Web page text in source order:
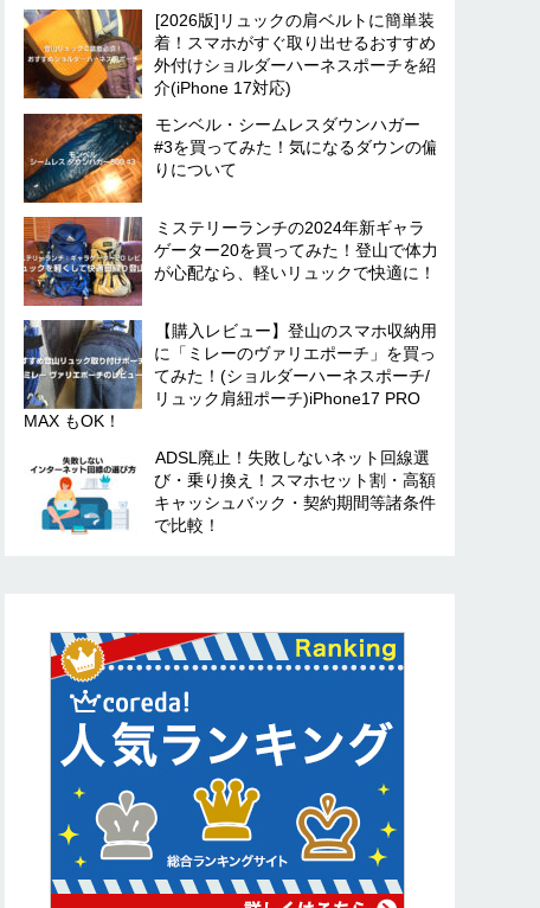
[2026版]リュックの肩ベルトに簡単装
着！スマホがすぐ取り出せるおすすめ
外付けショルダーハーネスポーチを紹
介(iPhone 17対応)
モンベル・シームレスダウンハガー
#3を買ってみた！気になるダウンの偏
りについて
ミステリーランチの2024年新ギャラ
ゲーター20を買ってみた！登山で体力
が心配なら、軽いリュックで快適に！
【購入レビュー】登山のスマホ収納用
に「ミレーのヴァリエポーチ」を買っ
てみた！(ショルダーハーネスポーチ/
リュック肩紐ポーチ)iPhone17 PRO
MAX もOK！
ADSL廃止！失敗しないネット回線選
び・乗り換え！スマホセット割・高額
キャッシュバック・契約期間等諸条件
で比較！